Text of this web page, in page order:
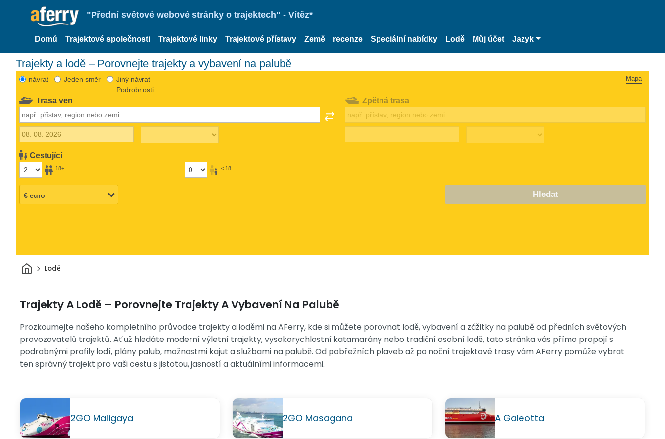
"Přední světové webové stránky o trajektech" - Vítěz*
Domů Trajektové společnosti Trajektové linky Trajektové přístavy Země recenze Speciální nabídky Lodě Můj účet Jazyk
Trajekty a lodě – Porovnejte trajekty a vybavení na palubě
návrat Jeden směr
Jiný návrat
Podrobnosti
Mapa
Trasa ven
Cestující
18+ < 18
Zpětná trasa
Hledat
Domov
Lodě
Trajekty A Lodě – Porovnejte Trajekty A Vybavení Na Palubě
Prozkoumejte našeho kompletního průvodce trajekty a loděmi na AFerry, kde si můžete porovnat lodě, vybavení a zážitky na palubě od předních světových
provozovatelů trajektů. Ať už hledáte moderní výletní trajekty, vysokorychlostní katamarány nebo tradiční osobní lodě, tato stránka vás přímo propojí s
podrobnými profily lodí, plány palub, možnostmi kajut a službami na palubě. Od pobřežních plaveb až po noční trajektové trasy vám AFerry pomůže vybrat
ten správný trajekt pro vaši cestu s jistotou, jasností a aktuálními informacemi.
2GO Maligaya 2GO Masagana A Galeotta